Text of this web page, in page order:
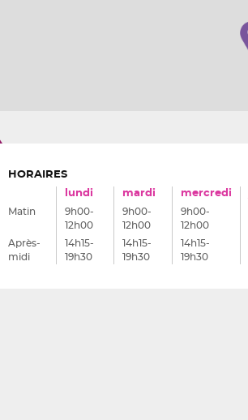
HORAIRES
lundi
mardi mercredi
Matin
9h00-
12h00
9h00-
12h00
9h00-
12h00
Après-
midi
14h15-
19h30
14h15-
19h30
14h15-
19h30